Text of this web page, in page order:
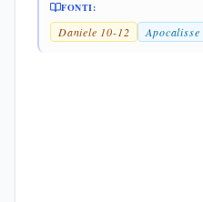
FONTI:
Daniele 10-12 Apocalisse